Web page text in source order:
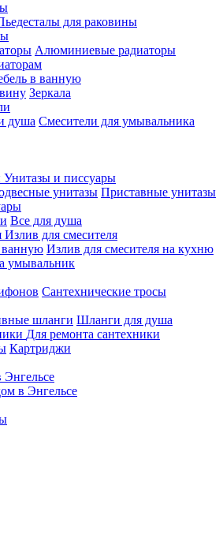
для раковины
Алюминиевые радиаторы
в ванную
Зеркала
душа Смесители для умывальника
Унитазы и писсуары
унитазы Приставные унитазы
Все для душа
Излив для смесителя
ванную Излив для смесителя на кухню
умывальник
Сантехнические тросы
шланги Шланги для душа
Для ремонта сантехники
Картриджи
Энгельсе
в Энгельсе